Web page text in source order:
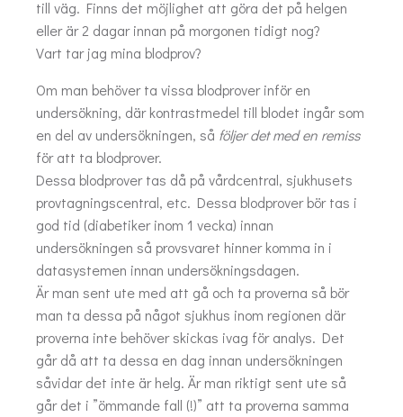
till väg. Finns det möjlighet att göra det på helgen
eller är 2 dagar innan på morgonen tidigt nog?
Vart tar jag mina blodprov?
Om man behöver ta vissa blodprover inför en
undersökning, där kontrastmedel till blodet ingår som
en del av undersökningen, så följer det med en remiss
för att ta blodprover.
Dessa blodprover tas då på vårdcentral, sjukhusets
provtagningscentral, etc. Dessa blodprover bör tas i
god tid (diabetiker inom 1 vecka) innan
undersökningen så provsvaret hinner komma in i
datasystemen innan undersökningsdagen.
Är man sent ute med att gå och ta proverna så bör
man ta dessa på något sjukhus inom regionen där
proverna inte behöver skickas ivag för analys. Det
går då att ta dessa en dag innan undersökningen
såvidar det inte är helg. Är man riktigt sent ute så
går det i ”ömmande fall (!)” att ta proverna samma